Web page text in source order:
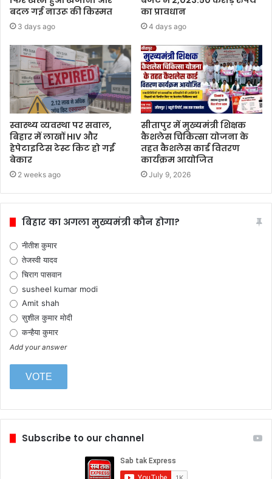
बदल गई नाउरू की किस्मत
3 days ago
का प्रावधान
4 days ago
स्वास्थ्य व्यवस्था पर सवाल,
बिहार में लाखों HIV और
हेपेटाइटिस टेस्ट किट हो गईं
बेकार
2 weeks ago
सीतापुर में मुख्यमंत्री शिक्षक
कैशलेस चिकित्सा योजना के
तहत कैशलेस कार्ड वितरण
कार्यक्रम आयोजित
July 9, 2026
बिहार का अगला मुख्यमंत्री कौन होगा?
नीतीश कुमार
तेजस्वी यादव
चिराग पासवान
susheel kumar modi
Amit shah
सुशील कुमार मोदी
कन्हैया कुमार
Add your answer
Subscribe to our channel